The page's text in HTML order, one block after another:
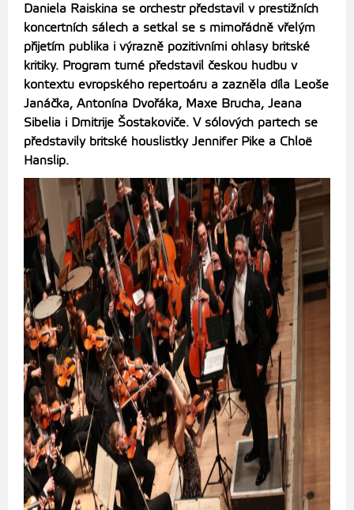
Daniela Raiskina se orchestr představil v prestižních
koncertních sálech a setkal se s mimořádně vřelým
přijetím publika i výrazně pozitivními ohlasy britské
kritiky. Program turné představil českou hudbu v
kontextu evropského repertoáru a zazněla díla Leoše
Janáčka, Antonína Dvořáka, Maxe Brucha, Jeana
Sibelia i Dmitrije Šostakoviče. V sólových partech se
představily britské houslistky Jennifer Pike a Chloë
Hanslip.